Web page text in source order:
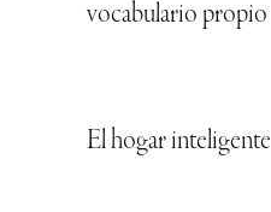
vocabulario propio
El hogar inteligente